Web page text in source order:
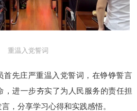
重温入党誓词
首先庄严重温入党誓词，在铮铮誓言
，进一步夯实了为人民服务的责任担
，分享学习心得和实践感悟。